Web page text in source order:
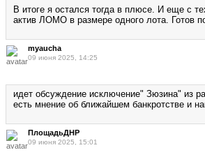
В итоге я остался тогда в плюсе. И еще с
актив ЛОМО в размере одного лота. Готов
myaucha
09 июня 2025, 14:25
идет обсуждение исключение" Зюзина" из
есть мнение об ближайшем банкротстве и
ПлощадьДНР
09 июня 2025, 15:01